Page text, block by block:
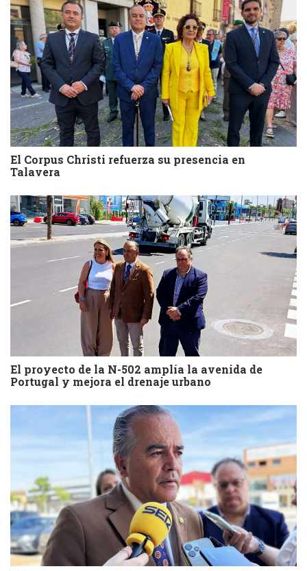
El Corpus Christi refuerza su presencia en
Talavera
El proyecto de la N-502 amplía la avenida de
Portugal y mejora el drenaje urbano